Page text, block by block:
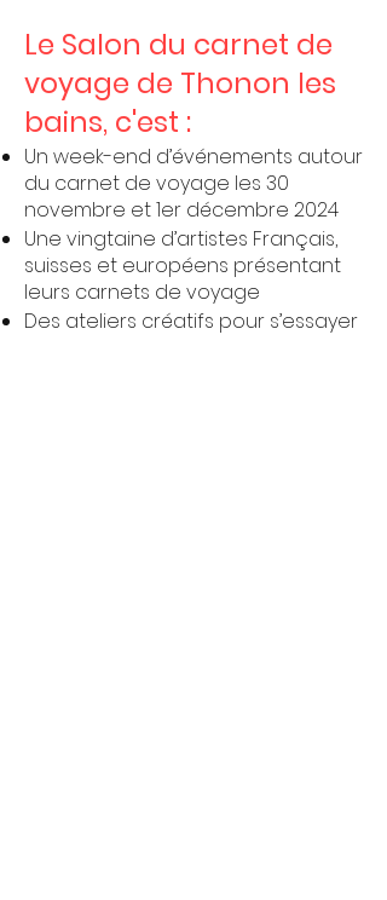
Le Salon du carnet de
voyage de Thonon les
bains, c'est :
Un week-end d’événements autour
du carnet de voyage les 30
novembre et 1er décembre 2024
Une vingtaine d’artistes Français,
suisses et européens présentant
leurs carnets de voyage
Des ateliers créatifs pour s’essayer